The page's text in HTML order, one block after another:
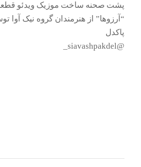
پشت صحنه ساخت موزیک ویدئو
“آرزوها” از هنرمندان گروه نیک
پاکدل
@siavashpakdel_